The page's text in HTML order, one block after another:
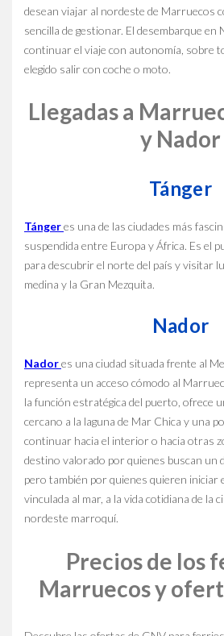
desean viajar al nordeste de Marruecos
sencilla de gestionar. El desembarque en
continuar el viaje con autonomía, sobre
elegido salir con coche o moto.
Llegadas a
y Nador
Tánger
Tángeres una de las ciudades más
suspendida entre Europa y África. Es el
para descubrir el norte del país y visitar
medina y la Gran Mezquita.
Nador
Nadores una ciudad situada frente al
representa un acceso cómodo al
la función estratégica del puerto, ofrece
cercano a la laguna de Mar Chica y una
continuar hacia el interior o hacia otras
destino valorado por quienes buscan un
pero también por quienes quieren iniciar
vinculada al mar, a la vida cotidiana de la
nordeste marroquí.
Precios de los
Marruecos y